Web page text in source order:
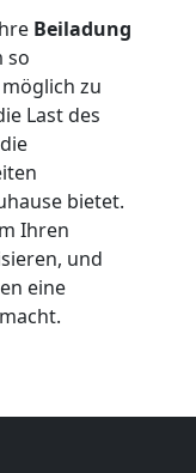
Beiladung
so
zu
Last des
bietet.
Ihren
und
eine